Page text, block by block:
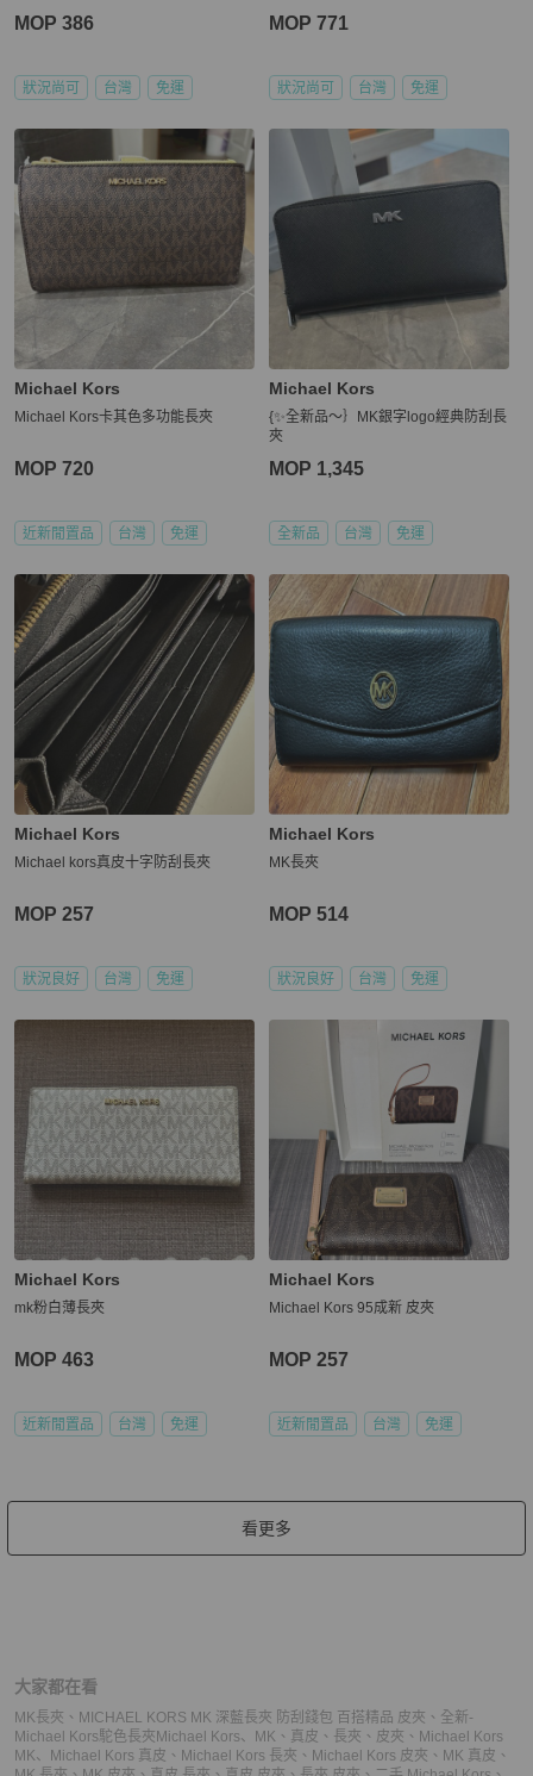
MOP 386
狀況尚可 台灣 免運
MOP 771
狀況尚可 台灣 免運
Michael Kors
Michael Kors卡其色多功能長夾
MOP 720
近新閒置品 台灣 免運
Michael Kors
{✨全新品～｝MK銀字logo經典防刮長
夾
MOP 1,345
全新品 台灣 免運
Michael Kors
Michael kors真皮十字防刮長夾
MOP 257
狀況良好 台灣 免運
Michael Kors
MK長夾
MOP 514
狀況良好 台灣 免運
Michael Kors
mk粉白薄長夾
MOP 463
近新閒置品 台灣 免運
Michael Kors
Michael Kors 95成新 皮夾
MOP 257
近新閒置品 台灣 免運
看更多
大家都在看
MK長夾 、 MICHAEL KORS MK 深藍長夾 防刮錢包 百搭精品 皮夾 、 全新-
Michael Kors駝色長夾Michael Kors、 MK 、 真皮 、 長夾 、 皮夾 、 Michael Kors
MK、 Michael Kors 真皮 、 Michael Kors 長夾 、 Michael Kors 皮夾 、 MK 真皮 、